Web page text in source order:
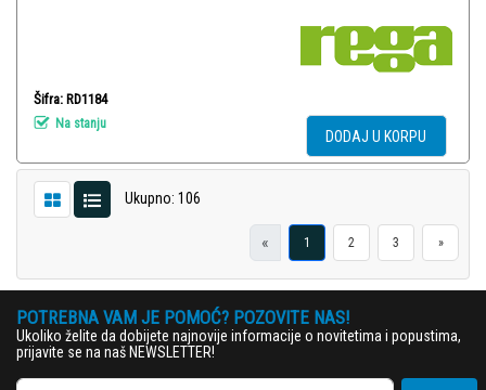
Šifra: RD1184
Na stanju
DODAJ U KORPU
Ukupno: 106
« 1 2 3 »
POTREBNA VAM JE POMOĆ? POZOVITE NAS!
Ukoliko želite da dobijete najnovije informacije o novitetima i popustima,
prijavite se na naš NEWSLETTER!